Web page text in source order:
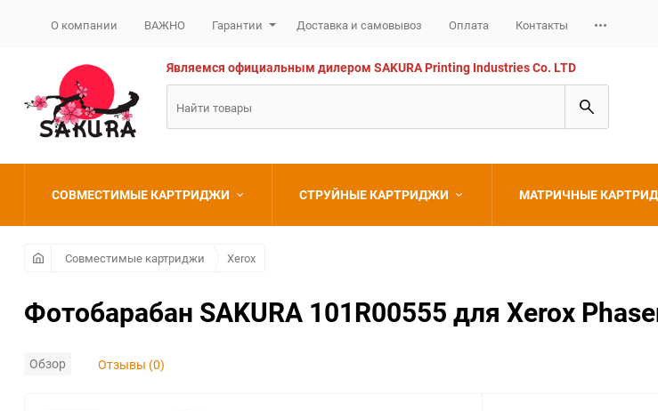
О компании ВАЖНО Гарантии Доставка и самовывоз Оплата Контакты
Являемся официальным дилером SAKURA Printing Industries Co. LTD
Brother
СОВМЕСТИМЫЕ КАРТРИДЖИ
Canon
СТРУЙНЫЕ КАРТРИДЖИ МАТРИЧНЫЕ
Совместимые картриджи Xerox
Фотобарабан SAKURA 101R00555 для Xerox
Обзор Отзывы (0)